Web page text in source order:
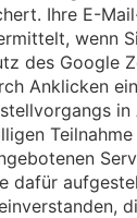
Ihre E-
wenn
des Google
Anklicken
in
dafür